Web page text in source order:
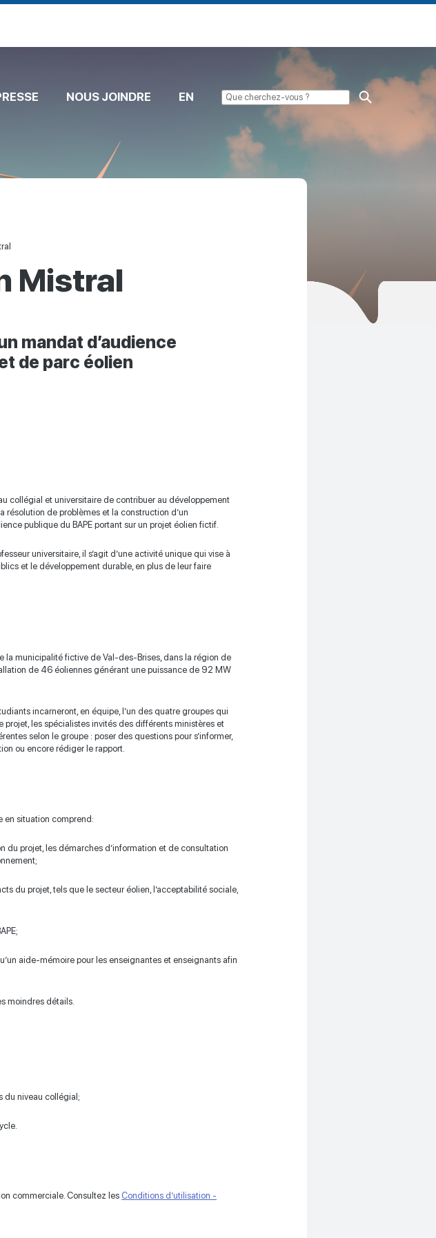
NOUS JOINDRE EN
Mistral
mandat d’audience
de parc éolien
collégial et universitaire de contribuer au développement
de problèmes et la construction d’un
publique du BAPE portant sur un projet éolien fictif.
universitaire, il s’agit d’une activité unique qui vise à
et le développement durable, en plus de leur faire
la municipalité fictive de Val-des-Brises, dans la région de
de 46 éoliennes générant une puissance de 92 MW
incarneront, en équipe, l’un des quatre groupes qui
projet, les spécialistes invités des différents ministères et
selon le groupe : poser des questions pour s’informer,
ou encore rédiger le rapport.
en situation comprend:
projet, les démarches d’information et de consultation
du projet, tels que le secteur éolien, l’acceptabilité sociale,
aide-mémoire pour les enseignantes et enseignants afin
moindres détails.
du niveau collégial;
commerciale. Consultez les Conditions d’utilisation -